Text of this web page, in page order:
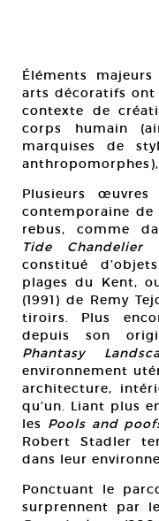
Éléments
arts décoratifs ont
contexte de
corps humain
marquises de
Plusieurs
contemporaine
rebus, comme
Tide Chandelier
constitué
plages du Kent,
(1991) de Remy
tiroirs. Plus
depuis son
Phantasy
environnement
architecture,
qu’un. Liant plus
les Pools and
Robert Stadler
dans leur
Ponctuant le
surprennent par